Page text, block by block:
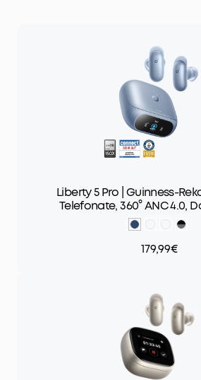
Liberty 5 Pro | Guinness-Rekord für klare
Telefonate, 360° ANC 4.0,
179,99€